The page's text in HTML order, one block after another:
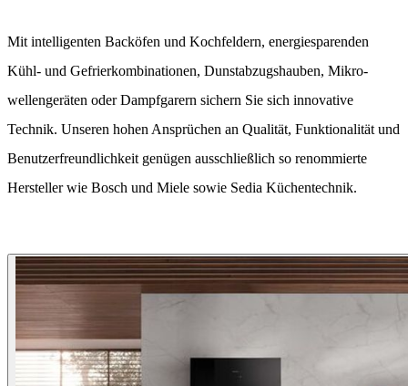
Mit intelligenten Backöfen und Kochfeldern, energie­sparenden
Kühl- und Gefrier­kombinationen, Dunst­abzugs­hauben, Mikro­
wellen­geräten oder Dampf­garern sichern Sie sich innovative
Technik. Unseren hohen Ansprüchen an Qualität, Funktionalität und
Benutzer­freundlichkeit genügen ausschließlich so renommierte
Hersteller wie Bosch und Miele sowie Sedia Küchen­technik.